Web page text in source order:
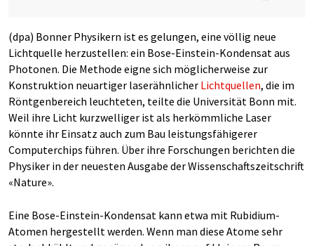
(dpa) Bonner Physikern ist es gelungen, eine völlig neue
Lichtquelle herzustellen: ein Bose-Einstein-Kondensat aus
Photonen. Die Methode eigne sich möglicherweise zur
Konstruktion neuartiger laserähnlicher Lichtquellen, die im
Röntgenbereich leuchteten, teilte die Universität Bonn mit.
Weil ihre Licht kurzwelliger ist als herkömmliche Laser
könnte ihr Einsatz auch zum Bau leistungsfähigerer
Computerchips führen. Über ihre Forschungen berichten die
Physiker in der neuesten Ausgabe der Wissenschaftszeitschrift
«Nature».
Eine Bose-Einstein-Kondensat kann etwa mit Rubidium-
Atomen hergestellt werden. Wenn man diese Atome sehr